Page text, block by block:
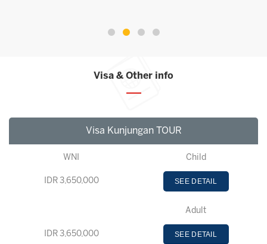
Visa & Other info
Visa Kunjungan TOUR
WNI Child
IDR 3,650,000 SEE DETAIL
Adult
IDR 3,650,000 SEE DETAIL